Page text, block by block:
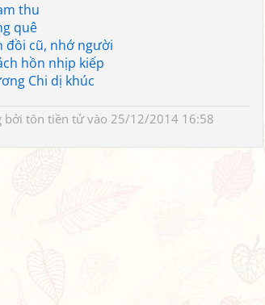
thu
quê
đồi cũ, nhớ người
hồn nhịp kiếp
Chi dị khúc
bởi tôn tiền tửvào 25/12/2014 16:58